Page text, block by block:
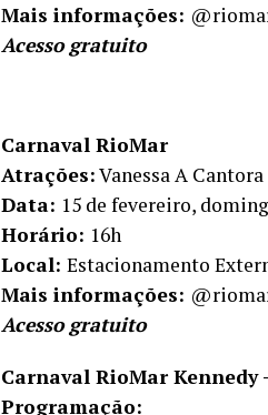
Mais informações:
Acesso gratuito
Carnaval RioMar
Atrações:Vanessa A
Data: 15 de fevereiro,
Horário: 16h
Local: Estacionamento
Mais informações:
Acesso gratuito
Carnaval RioMar Kennedy
Programação: